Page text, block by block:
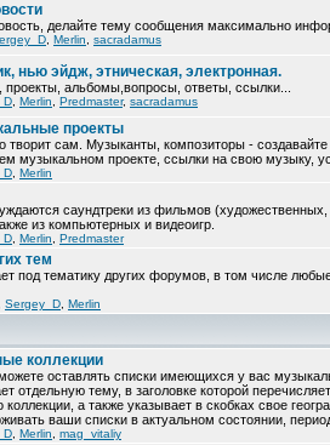
делайте тему сообщения максимально
Merlin sacradamus
нью эйдж, этническая, электронная.
альбомы,вопросы, ответы, ссылки...
Merlin Predmaster, sacradamus
проекты
творит сам. Музыканты, композиторы -
музыкальном проекте, ссылки на свою музыку,
Merlin
саундтреки из фильмов
из компьютерных и видеоигр.
Merlin Predmaster
тем
под тематику других форумов, в том числе
Sergey_D Merlin
коллекции
оставлять списки имеющихся у вас
отдельную тему, в заголовке которой
коллекции, а также указывает в скобках свое
ваши списки в актуальном состоянии,
Merlin mag_vitaliy